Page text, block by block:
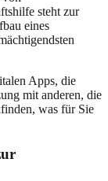
steht zur
eines
Apps, die
mit anderen, die
was für Sie